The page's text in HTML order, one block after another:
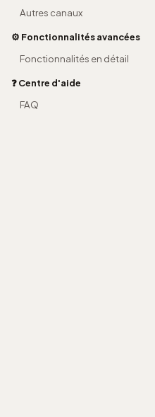
Autres canaux
⚙️ Fonctionnalités avancées
Fonctionnalités en détail
❓ Centre d'aide
FAQ